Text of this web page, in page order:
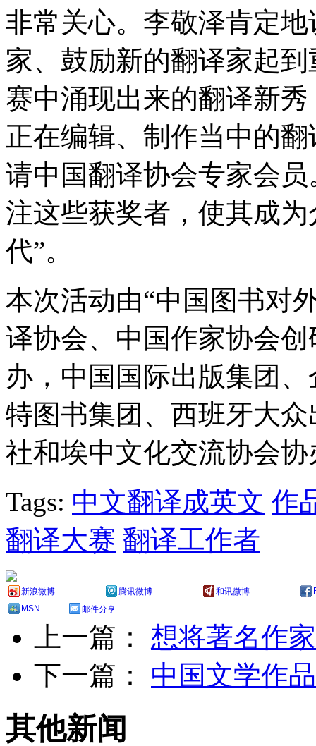
非常关心。李敬泽肯定
家、鼓励新的翻译家起
赛中涌现出来的翻译新
正在编辑、制作当中的
请中国翻译协会专家会
注这些获奖者，使其成
代”。
本次活动由“中国图书对
译协会、中国作家协会
办，中国国际出版集团
特图书集团、西班牙大
社和埃中文化交流协会协
Tags: 中文翻译成英文 作
翻译大赛 翻译工作者
新浪微博 腾讯微博 和讯微博
MSN
邮件分享
上一篇： 想将著名作
下一篇： 中国文学作
其他新闻